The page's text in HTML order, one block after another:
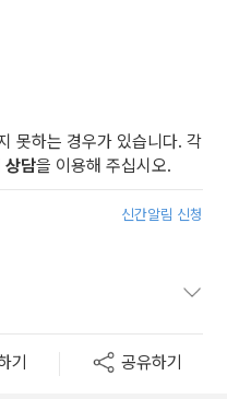
못하는 경우가 있습니다. 각
상담을 이용해 주십시오.
신간알림 신청
기 공유하기